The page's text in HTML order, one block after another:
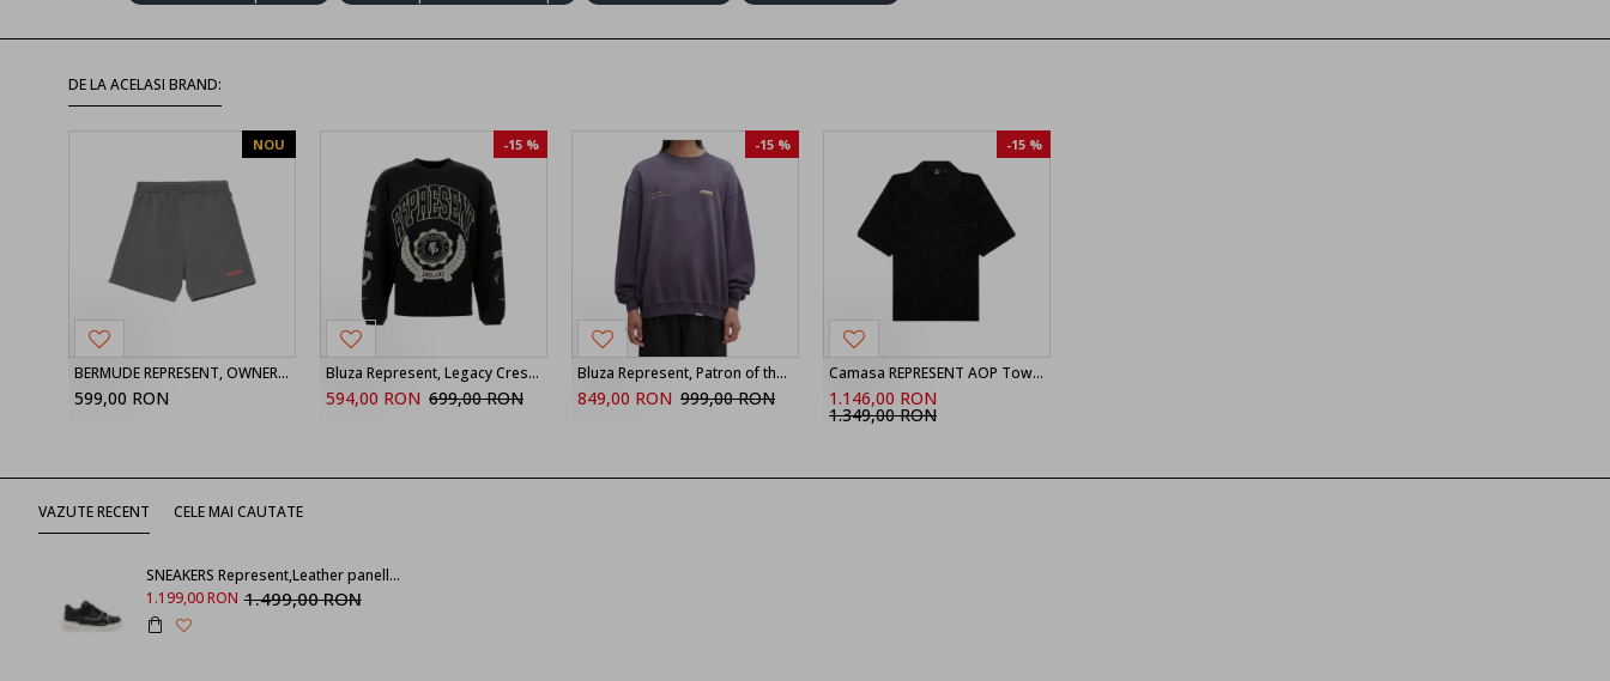
DE LA ACELASI BRAND:
NOU
BERMUDE REPRESENT, OWNERS CLUB, Grey
599,00 RON
-15 %
Bluza Represent, Legacy Crest Print, Negru
594,00 RON 699,00 RON
-15 %
Bluza Represent, Patron of the Club, Mov
849,00 RON 999,00 RON
-15 %
Camasa REPRESENT AOP Towel Shirt - Black
1.146,00 RON
1.349,00 RON
VAZUTE RECENT CELE MAI CAUTATE
SNEAKERS Represent,Leather panelled low-tops
1.199,00 RON 1.499,00 RON